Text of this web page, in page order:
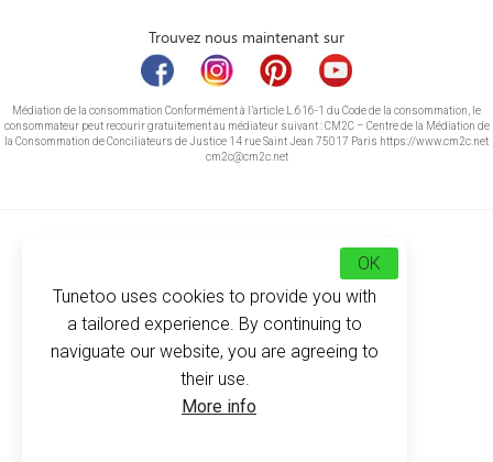
Trouvez nous maintenant sur
Médiation de la consommation Conformément à l’article L.616-1 du Code de la consommation, le
consommateur peut recourir gratuitement au médiateur suivant : CM2C – Centre de la Médiation de
la Consommation de Conciliateurs de Justice 14 rue Saint Jean 75017 Paris https://www.cm2c.net
cm2c@cm2c.net
© Copyright 2026
Tunetoo uses cookies to provide you with
a tailored experience. By continuing to
naviguate our website, you are agreeing to
their use.
More info
OK